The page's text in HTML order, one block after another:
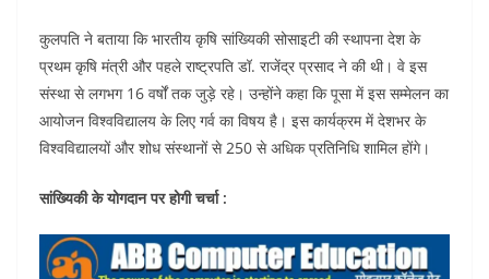
कुलपति ने बताया कि भारतीय कृषि सांख्यिकी सोसाइटी की स्थापना देश के
प्रथम कृषि मंत्री और पहले राष्ट्रपति डॉ. राजेंद्र प्रसाद ने की थी। वे इस
संस्था से लगभग 16 वर्षों तक जुड़े रहे। उन्होंने कहा कि पूसा में इस सम्मेलन का
आयोजन विश्वविद्यालय के लिए गर्व का विषय है। इस कार्यक्रम में देशभर के
विश्वविद्यालयों और शोध संस्थानों से 250 से अधिक प्रतिनिधि शामिल होंगे।
सांख्यिकी के योगदान पर होगी चर्चा :